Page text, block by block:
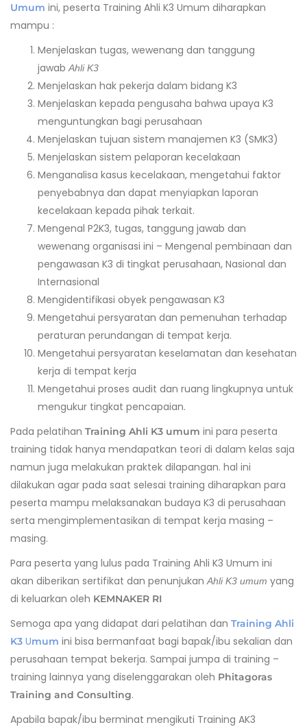
Umum ini, peserta Training Ahli K3 Umum diharapkan
mampu :
Menjelaskan tugas, wewenang dan tanggung
jawabAhli K3
Menjelaskan hak pekerja dalam bidang K3
Menjelaskan kepada pengusaha bahwa upaya K3
menguntungkan bagi perusahaan
Menjelaskan tujuan sistem manajemen K3 (SMK3)
Menjelaskan sistem pelaporan kecelakaan
Menganalisa kasus kecelakaan, mengetahui faktor
penyebabnya dan dapat menyiapkan laporan
kecelakaan kepada pihak terkait.
Mengenal P2K3, tugas, tanggung jawab dan
wewenang organisasi ini – Mengenal pembinaan dan
pengawasan K3 di tingkat perusahaan, Nasional dan
Internasional
Mengidentifikasi obyek pengawasan K3
Mengetahui persyaratan dan pemenuhan terhadap
peraturan perundangan di tempat kerja.
Mengetahui persyaratan keselamatan dan kesehatan
kerja di tempat kerja
Mengetahui proses audit dan ruang lingkupnya untuk
mengukur tingkat pencapaian.
Pada pelatihan Training Ahli K3 umum ini para peserta
training tidak hanya mendapatkan teori di dalam kelas saja
namun juga melakukan praktek dilapangan. hal ini
dilakukan agar pada saat selesai training diharapkan para
peserta mampu melaksanakan budaya K3 di perusahaan
serta mengimplementasikan di tempat kerja masing –
masing.
Para peserta yang lulus pada Training Ahli K3 Umum ini
akan diberikan sertifikat dan penunjukanAhli K3 umum yang
di keluarkan oleh KEMNAKER RI
Semoga apa yang didapat dari pelatihan dan Training Ahli
K3 Umum ini bisa bermanfaat bagi bapak/ibu sekalian dan
perusahaan tempat bekerja. Sampai jumpa di training –
training lainnya yang diselenggarakan oleh Phitagoras
Training and Consulting.
Apabila bapak/ibu berminat mengikuti Training AK3